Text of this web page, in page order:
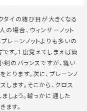
タイの結び目が大きくなる
場合、ウィンザーノット
レーンノットよりも多いの
す。1度覚えてしまえば簡
剣のバランスですが、縫い
ります。次に、プレーンノ
ます。そこから、クロス
しょう。輪っかに通した
ます。